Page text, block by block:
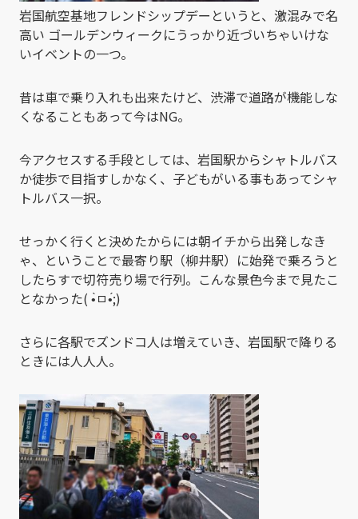
岩国航空基地フレンドシップデーというと、激混みで名
高い ゴールデンウィークにうっかり近づいちゃいけな
いイベントの一つ。
昔は車で乗り入れも出来たけど、渋滞で道路が機能しな
くなることもあって今はNG。
今アクセスする手段としては、岩国駅からシャトルバス
か徒歩で目指すしかなく、子どもがいる事もあってシャ
トルバス一択。
せっかく行くと決めたからには朝イチから出発しなき
ゃ、ということで最寄り駅（柳井駅）に始発で乗ろうと
したらすで切符売り場で行列。こんな景色今まで見たこ
となかった( •̀ㅁ•́;)
さらに各駅でズンドコ人は増えていき、岩国駅で降りる
ときには人人人。